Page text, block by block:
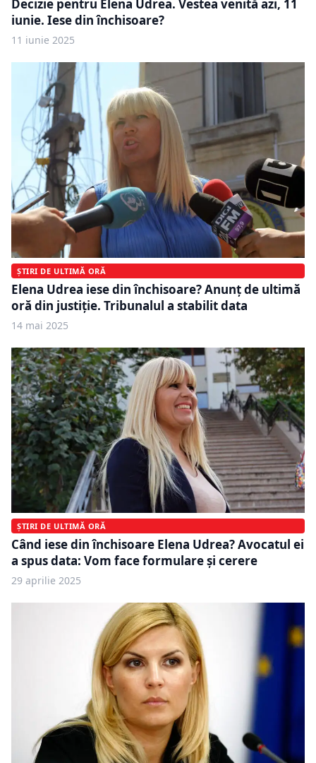
Decizie pentru Elena Udrea. Vestea venită azi, 11
iunie. Iese din închisoare?
11 iunie 2025
ȘTIRI DE ULTIMĂ ORĂ
Elena Udrea iese din închisoare? Anunț de ultimă
oră din justiție. Tribunalul a stabilit data
14 mai 2025
ȘTIRI DE ULTIMĂ ORĂ
Când iese din închisoare Elena Udrea? Avocatul ei
a spus data: Vom face formulare și cerere
29 aprilie 2025